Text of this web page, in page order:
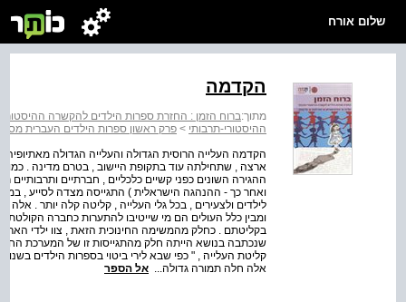
שלום אורח
הקדמה
מתוך:ברוח הזמן : החזרת ספרות הילדים להקשרה
ההיסטורי-תרבותי > פרק ראשון ספרות הילדים העברית
הקדמה העלייה הרוסית הגדולה והעלייה הגדולה
ארצה , שתחילתה עוד בתקופת היישוב , בטרם מדינה . כמו
ההגירה השונים כפני קשיים כלכליים , חברתיים
ואחר כך - ההנהגה הישראלית ) התגייסה מצדה לסייע ,
לילדים ולצעירים , בכל גלי העלייה , קליטה קלה יותר .
ומבין כלל העולים הם מי שייטיבו להתערות כחברה
בקליטתם . כחלק מהמשימה החינוכית הזאת , צוו ילדי הארץ
שנכתבה בנושא הייתה חלק מהתגייסות זו של המערכת
קליטת העלייה , " כפי שבא לירי ביטוי בספרות הילדים
אלה חלה תמורה גדולה... אל הספר